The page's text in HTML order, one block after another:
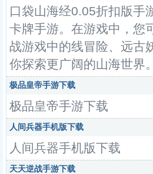
口袋山海经0.05折扣版手
卡牌手游。在游戏中，您
战游戏中的线冒险、远古
你探索更广阔的山海世界
极品皇帝手游下载
极品皇帝手游下载
人间兵器手机版下载
人间兵器手机版下载
天天逆战手游下载